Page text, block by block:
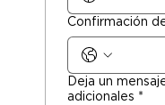
Confirmación
Deja un
adicionales *